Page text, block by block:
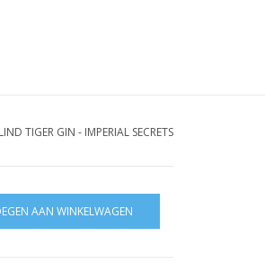
TIGER GIN - IMPERIAL SECRETS
AAN WINKELWAGEN